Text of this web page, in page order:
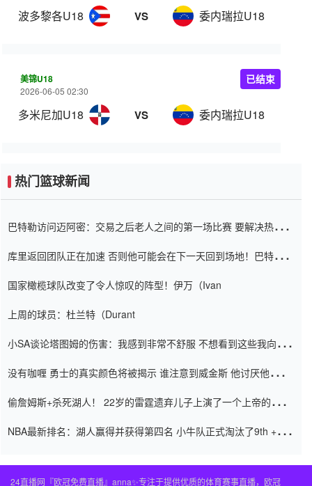
波多黎各U18 VS 委内瑞拉U18
美锦U18
2026-06-05 02:30
多米尼加U18 VS 委内瑞拉U18
已结束
热门篮球新闻
巴特勒访问迈阿密：交易之后老人之间的第一场比赛 要解决热情的
库里返回团队正在加速 否则他可能会在下一天回到场地！巴特勒迈
国家橄榄球队改变了令人惊叹的阵型！伊万（Ivan
上周的球员：杜兰特（Durant
小SA谈论塔图姆的伤害：我感到非常不舒服 不想看到这些我向他
没有咖喱 勇士的真实颜色将被揭示 谁注意到威金斯 他讨厌他的老
偷詹姆斯+杀死湖人！ 22岁的雷霆遗弃儿子上演了一个上帝的剧
NBA最新排名：湖人赢得并获得第四名 小牛队正式淘汰了9th + 76
24直播网『欧冠免费直播』anna✨专注于提供优质的体育赛事直播，欧冠